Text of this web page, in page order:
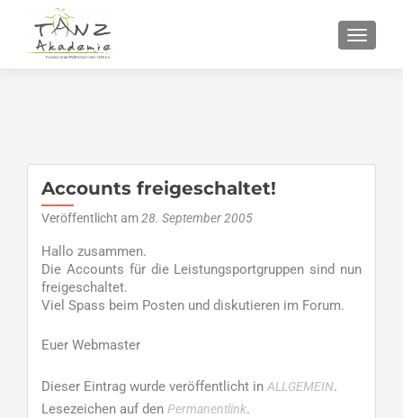
Accounts freigeschaltet!
Veröffentlicht am28. September 2005
Hallo zusammen.
Die Accounts für die Leistungsportgruppen sind nun
freigeschaltet.
Viel Spass beim Posten und diskutieren im Forum.
Euer Webmaster
Dieser Eintrag wurde veröffentlicht in ALLGEMEIN.
Lesezeichen auf den Permanentlink.